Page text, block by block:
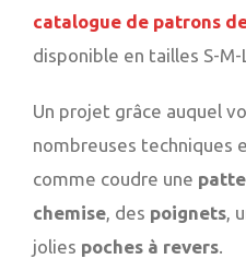
catalogue de patrons
disponible en tailles S-M-
Un projet grâce auquel
nombreuses techniques
comme coudre une
chemise, des poignets,
jolies poches à revers.